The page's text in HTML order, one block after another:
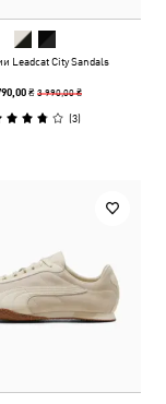
Leadcat City Sandals
₴3 990,00 ₴
(3)